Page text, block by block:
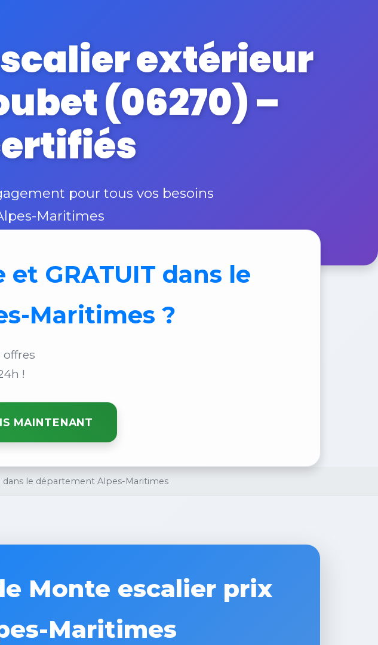
extérieur
(06270) –
pour tous vos besoins
Maritimes
GRATUIT dans le
Maritimes ?
offres
!
MAINTENANT
le département Alpes-Maritimes
Monte escalier prix
Maritimes